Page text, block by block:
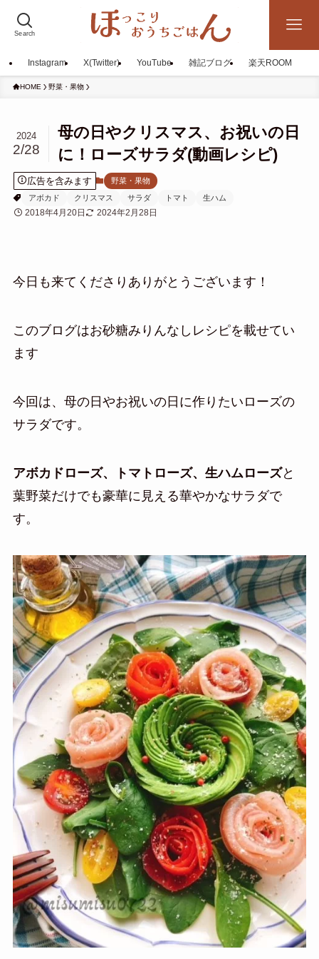
Search
Instagram X(Twitter) YouTube 雑記ブログ 楽天ROOM
HOME 野菜・果物
母の日やクリスマス、お祝いの日
に！ローズサラダ(動画レシピ)
2024
2/28
広告を含みます
野菜・果物
アボカド
クリスマス サラダ トマト 生ハム
2018年4月20日 2024年2月28日
今日も来てくださりありがとうございます！
このブログはお砂糖みりんなしレシピを載せてい
ます
今回は、母の日やお祝いの日に作りたいローズの
サラダです。
アボカドローズ、トマトローズ、生ハムローズと
葉野菜だけでも豪華に見える華やかなサラダで
す。